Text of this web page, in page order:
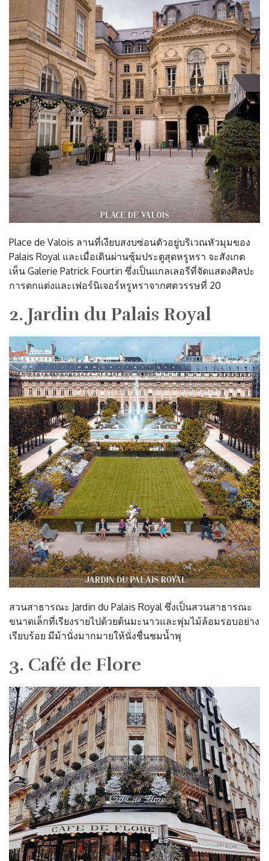
Place de Valois ลานที่เงียบสงบซ่อนตัวอยู่บริเวณหัวมุมของ
Palais Royal และเมื่อเดินผ่านซุ้มประตูสุดหรูหรา จะสังเกต
เห็น Galerie Patrick Fourtin ซึ่งเป็นแกลเลอรีที่จัดแสดงศิลปะ
การตกแต่งและเฟอร์นิเจอร์หรูหราจากศตวรรษที่ 20
2. Jardin du Palais Royal
สวนสาธารณะ Jardin du Palais Royal ซึ่งเป็นสวนสาธารณะ
ขนาดเล็กที่เรียงรายไปด้วยต้นมะนาวและพุ่มไม้ล้อมรอบอย่าง
เรียบร้อย มีม้านั่งมากมายให้นั่งชื่นชมน้ำพุ
3. Café de Flore